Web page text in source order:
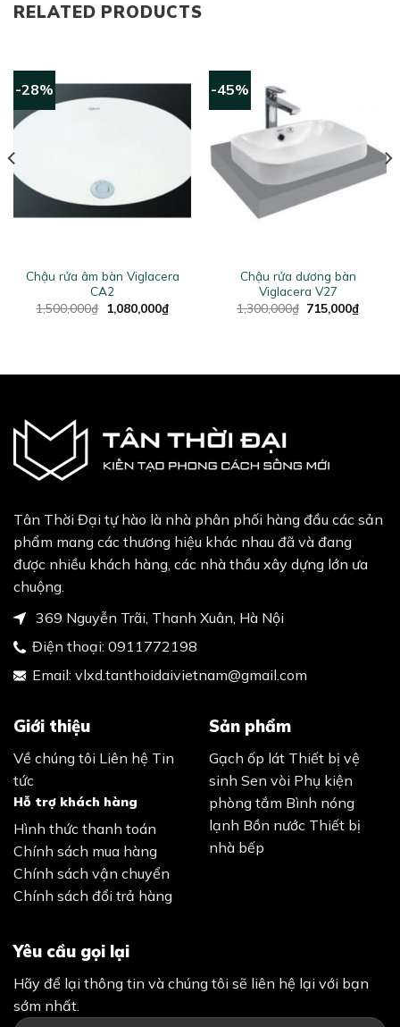
RELATED PRODUCTS
-28%
Chậu rửa âm bàn Viglacera
CA2
1,500,000₫ Original
price
1,080,000₫Current
price
-45%
Chậu rửa dương bàn
Viglacera V27
1,300,000₫ Original
price
715,000₫
Tân Thời Đại tự hào là nhà phân phối hàng đầu các sản
phẩm mang các thương hiệu khác nhau đã và đang
được nhiều khách hàng, các nhà thầu xây dựng lớn ưa
chuộng.
369 Nguyễn Trãi, Thanh Xuân, Hà Nội
Điện thoại: 0911772198
Email: vlxd.tanthoidaivietnam@gmail.com
Giới thiệu
Về chúng tôi Liên hệ Tin
tức
Hỗ trợ khách hàng
Hình thức thanh toán
Chính sách mua hàng
Chính sách vận chuyển
Chính sách đổi trả hàng
Sản phẩm
Gạch ốp lát Thiết bị vệ
sinh Sen vòi Phụ kiện
phòng tắm Bình nóng
lạnh Bồn nước Thiết bị
nhà bếp
Yêu cầu gọi lại
Hãy để lại thông tin và chúng tôi sẽ liên hệ lại với bạn
sớm nhất.